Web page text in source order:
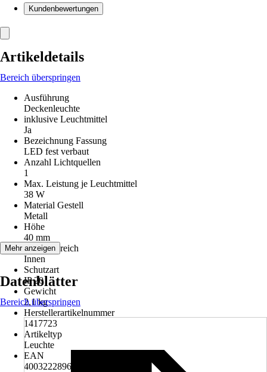
Kundenbewertungen
Artikeldetails
Bereich überspringen
Ausführung
Deckenleuchte
inklusive Leuchtmittel
Ja
Bezeichnung Fassung
LED fest verbaut
Anzahl Lichtquellen
1
Max. Leistung je Leuchtmittel
38 W
Material Gestell
Metall
Höhe
40 mm
Einsatzbereich
Innen
Schutzart
IP 20
Gewicht
2,1 kg
Herstellerartikelnummer
1417723
Artikeltyp
Leuchte
EAN
4003222896907
Mehr anzeigen
Datenblätter
Bereich überspringen